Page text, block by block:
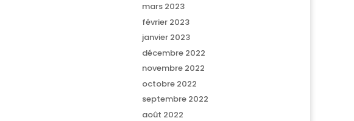
mars 2023
février 2023
janvier 2023
décembre 2022
novembre 2022
octobre 2022
septembre 2022
août 2022